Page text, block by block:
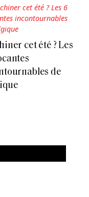
cet été ? Les
de